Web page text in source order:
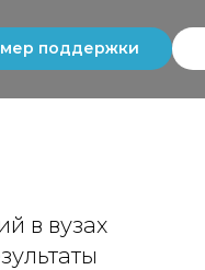
мер поддержки
в вузах